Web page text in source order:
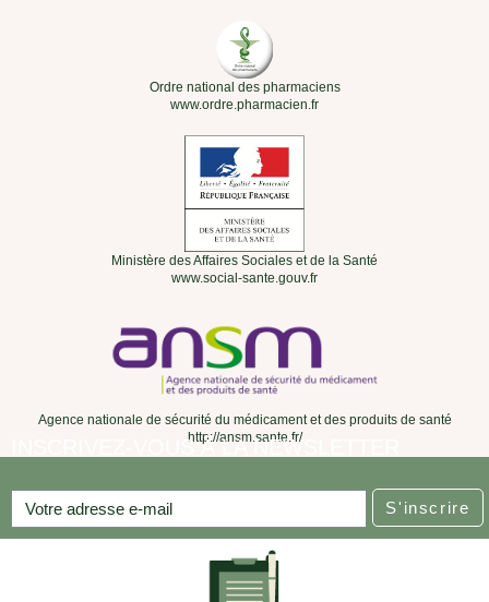
Ordre national des pharmaciens
www.ordre.pharmacien.fr
Ministère des Affaires Sociales et de la Santé
www.social-sante.gouv.fr
Agence nationale de sécurité du médicament et des produits de santé
http://ansm.sante.fr/
INSCRIVEZ-VOUS À LA NEWSLETTER
S'inscrire